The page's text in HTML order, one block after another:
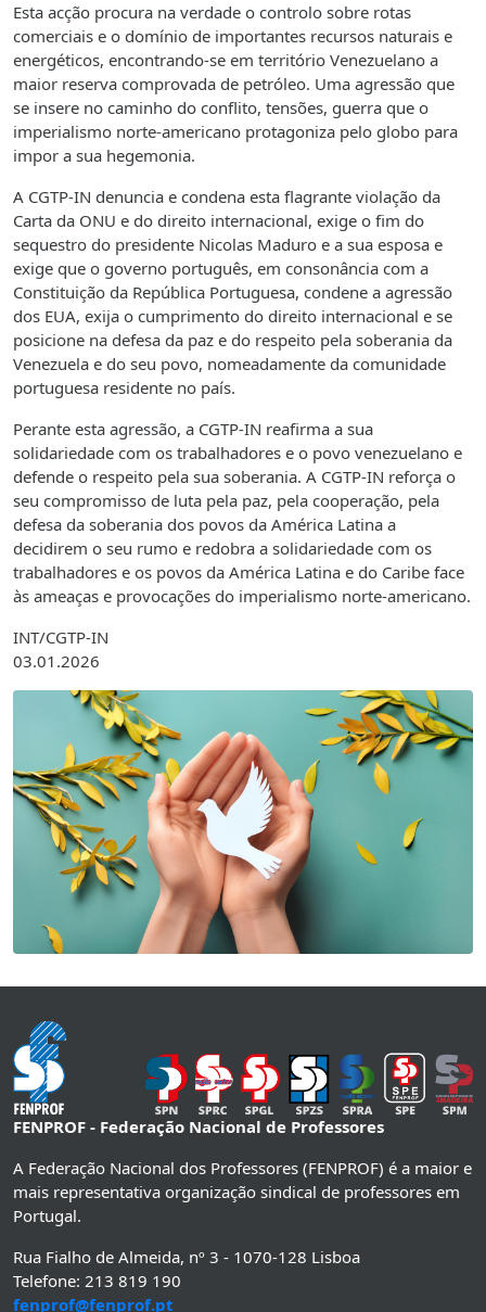
Esta acção procura na verdade o controlo sobre rotas
comerciais e o domínio de importantes recursos naturais e
energéticos, encontrando-se em território Venezuelano a
maior reserva comprovada de petróleo. Uma agressão que
se insere no caminho do conflito, tensões, guerra que o
imperialismo norte-americano protagoniza pelo globo para
impor a sua hegemonia.
A CGTP-IN denuncia e condena esta flagrante violação da
Carta da ONU e do direito internacional, exige o fim do
sequestro do presidente Nicolas Maduro e a sua esposa e
exige que o governo português, em consonância com a
Constituição da República Portuguesa, condene a agressão
dos EUA, exija o cumprimento do direito internacional e se
posicione na defesa da paz e do respeito pela soberania da
Venezuela e do seu povo, nomeadamente da comunidade
portuguesa residente no país.
Perante esta agressão, a CGTP-IN reafirma a sua
solidariedade com os trabalhadores e o povo venezuelano e
defende o respeito pela sua soberania. A CGTP-IN reforça o
seu compromisso de luta pela paz, pela cooperação, pela
defesa da soberania dos povos da América Latina a
decidirem o seu rumo e redobra a solidariedade com os
trabalhadores e os povos da América Latina e do Caribe face
às ameaças e provocações do imperialismo norte-americano.
INT/CGTP-IN
03.01.2026
FENPROF - Federação Nacional de Professores
A Federação Nacional dos Professores (FENPROF) é a maior e
mais representativa organização sindical de professores em
Portugal.
Rua Fialho de Almeida, nº 3 - 1070-128 Lisboa
Telefone: 213 819 190
fenprof@fenprof.pt